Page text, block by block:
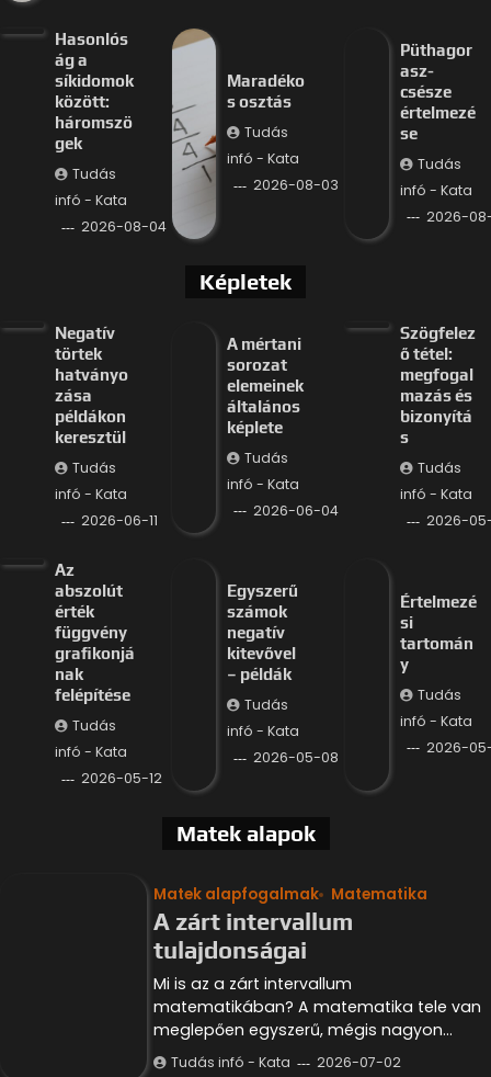
Hasonlós
ág a
síkidomok
között:
háromszö
gek
Tudás
infó - Kata
2026-08-04
Maradéko
s osztás
Tudás
infó - Kata
2026-08-03
Püthagor
asz-
csésze
értelmezé
se
Tudás
infó - Kata
2026-
Képletek
Negatív
törtek
hatványo
zása
példákon
keresztül
Tudás
infó - Kata
2026-06-11
A mértani
sorozat
elemeinek
általános
képlete
Tudás
infó - Kata
2026-06-04
Szögfelez
ő tétel:
megfogal
mazás és
bizonyítá
s
Tudás
infó - Kata
2026-
Az
abszolút
érték
függvény
grafikonjá
nak
felépítése
Tudás
infó - Kata
2026-05-12
Egyszerű
számok
negatív
kitevővel
– példák
Tudás
infó - Kata
2026-05-08
Értelmezé
si
tartomán
y
Tudás
infó - Kata
2026-
Matek alapok
Matek alapfogalmak Matematika
A zárt intervallum
tulajdonságai
Mi is az a zárt intervallum
matematikában? A matematika tele van
meglepően egyszerű, mégis nagyon…
Tudás infó - Kata 2026-07-02